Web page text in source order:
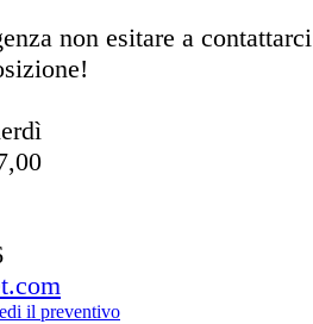
non esitare a contattarci
il preventivo